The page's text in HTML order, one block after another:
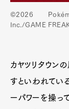
©2026
Inc./GAME
カヤツリタウン
すといわれてい
ーパワーを操っ